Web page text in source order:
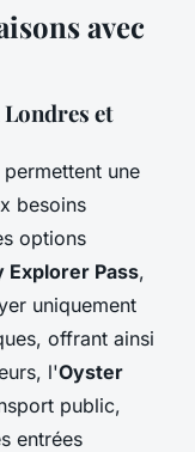
avec
et
permettent une
besoins
options
Explorer Pass,
uniquement
offrant ainsi
l'Oyster
public,
entrées